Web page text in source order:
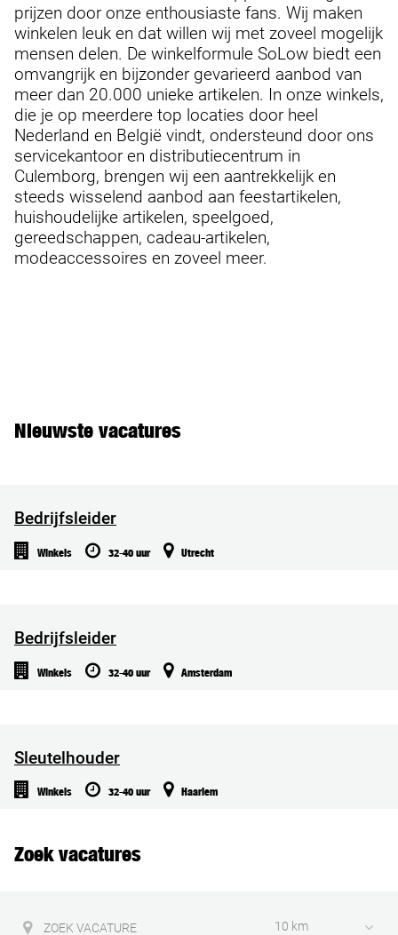
prijzen door onze enthousiaste fans. Wij maken
winkelen leuk en dat willen wij met zoveel mogelijk
mensen delen. De winkelformule SoLow biedt een
omvangrijk en bijzonder gevarieerd aanbod van
meer dan 20.000 unieke artikelen. In onze winkels,
die je op meerdere top locaties door heel
Nederland en België vindt, ondersteund door ons
servicekantoor en distributiecentrum in
Culemborg, brengen wij een aantrekkelijk en
steeds wisselend aanbod aan feestartikelen,
huishoudelijke artikelen, speelgoed,
gereedschappen, cadeau-artikelen,
modeaccessoires en zoveel meer.
Nieuwste vacatures
Bedrijfsleider
Winkels 32-40 uur Utrecht
Bedrijfsleider
Winkels 32-40 uur Amsterdam
Sleutelhouder
Winkels 32-40 uur Haarlem
Zoek vacatures
10 km